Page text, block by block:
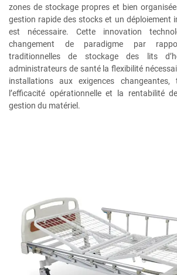
zones de stockage propres et bien
gestion rapide des stocks et un déploiement
est nécessaire. Cette innovation
changement de paradigme par
traditionnelles de stockage des lits
administrateurs de santé la flexibilité
installations aux exigences
l’efficacité opérationnelle et la rentabilité
gestion du matériel.